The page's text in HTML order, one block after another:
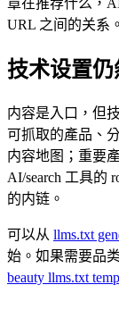
章在推荐什么，
URL 之间的关系。
技术设置
内容是入口，但
可抓取的產品、
内容地图；重要
AI/search 工具的
的内链。
可以从 llms.txt
始。如果需要品
beauty llms.txt